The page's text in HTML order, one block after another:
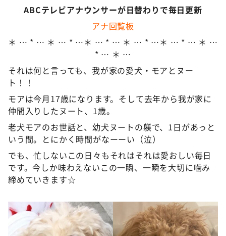
ABCテレビアナウンサーが日替わりで毎日更新
アナ回覧板
＊ … * … ＊ … * …＊ … * … ＊ … * …＊ … * … ＊ …
* … ＊ …
それは何と言っても、我が家の愛犬・モアとヌー
ト！！
モアは今月17歳になります。そして去年から我が家に
仲間入りしたヌート、1歳。
老犬モアのお世話と、幼犬ヌートの躾で、1日があっと
いう間。とにかく時間がなーーい（泣）
でも、忙しないこの日々もそれはそれは愛おしい毎日
です。今しか味わえないこの一瞬、一瞬を大切に噛み
締めていきます☆